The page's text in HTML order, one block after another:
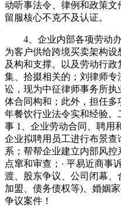
动听事法令、律例和政策
留服核心不克不及认证。
4、企业内部各项劳动办
为客户供给跨境买卖架构
及构和支撑。以及劳动行
集、拾掇相关的；刘律师
讼，现为中征律师事务所
体合同构和；此外，担任
年餐饮行业法令实和经验
事 1、企业劳动合同、聘用
企业拟聘用员工进行布景
系；帮帮企业建立内部风控
点窜和审查；· 平易近商事
渡、股东争议、公司闭幕、
加盟、债务债权等)、婚姻
争议案件！